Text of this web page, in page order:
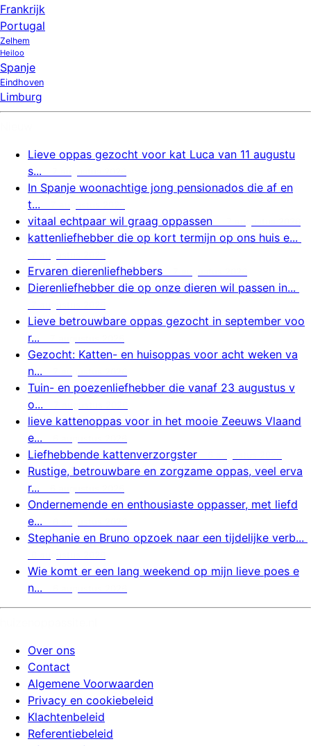
Frankrijk
Portugal
Zelhem
Heiloo
Spanje
Eindhoven
Limburg
Lieve oppas gezocht voor kat Luca van 11 augustu
s...
In Spanje woonachtige jong pensionados die af en
t...
vitaal echtpaar wil graag oppassen
kattenliefhebber die op kort termijn op ons huis e...
Ervaren dierenliefhebbers
Dierenliefhebber die op onze dieren wil passen in...
Lieve betrouwbare oppas gezocht in september voo
r...
Gezocht: Katten- en huisoppas voor acht weken va
n...
Tuin- en poezenliefhebber die vanaf 23 augustus v
o...
lieve kattenoppas voor in het mooie Zeeuws Vlaand
e...
Liefhebbende kattenverzorgster
Rustige, betrouwbare en zorgzame oppas, veel erva
r...
Ondernemende en enthousiaste oppasser, met liefd
e...
Stephanie en Bruno opzoek naar een tijdelijke verb...
Wie komt er een lang weekend op mijn lieve poes e
n...
Over ons
Contact
Algemene Voorwaarden
Privacy en cookiebeleid
Klachtenbeleid
Referentiebeleid